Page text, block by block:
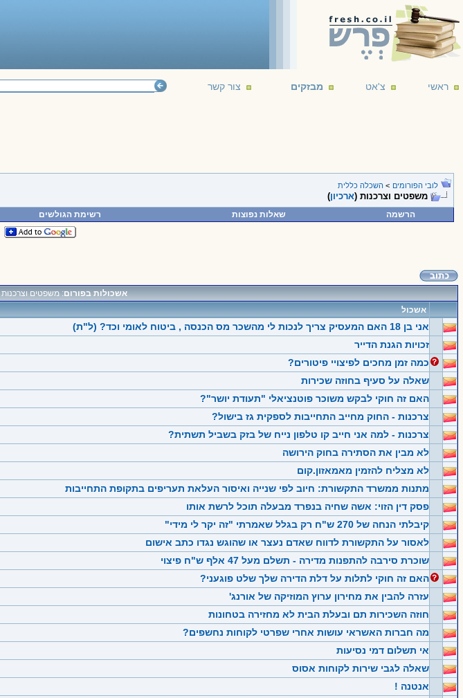
ראשי צ'אט מבזקים צור קשר
לובי הפורומים > השכלה כללית
משפטים וצרכנות (ארכיון)
הרשמה שאלות נפוצות רשימת הגולשים
אשכולות בפורום: משפטים וצרכנות
אשכול
אני בן 18 האם המעסיק צריך לנכות לי מהשכר מס הכנסה , ביטוח לאומי וכד? (ל"ת)
זכויות הגנת הדייר
כמה זמן מחכים לפיצויי פיטורים?
שאלה על סעיף בחוזה שכירות
האם זה חוקי לבקש משוכר פוטנציאלי "תעודת יושר"?
צרכנות - החוק מחייב התחייבות לספקית גז בישול?
צרכנות - למה אני חייב קו טלפון נייח של בזק בשביל תשתית?
לא מבין את הסתירה בחוק הירושה
לא מצליח להזמין מאמאזון.קום
מתנות ממשרד התקשורת: חיוב לפי שנייה ואיסור העלאת תעריפים בתקופת התחייבות
פסק דין הזוי: אשה שחיה בנפרד מבעלה תוכל לרשת אותו
קיבלתי הנחה של 270 ש"ח רק בגלל שאמרתי "זה יקר לי מידי"
לאסור על התקשורת לדווח שאדם נעצר או שהוגש נגדו כתב אישום
שוכרת סירבה להתפנות מדירה - תשלם מעל 47 אלף ש"ח פיצוי
האם זה חוקי לתלות על דלת הדירה שלך שלט פוגעני?
עזרה להבין את מחירון ערוץ המוזיקה של אורנג'
חוזה השכירות תם ובעלת הבית לא מחזירה בטחונות
מה חברות האשראי עושות אחרי שפרטי לקוחות נחשפים?
אי תשלום דמי נסיעות
שאלה לגבי שירות לקוחות אסוס
אנטנה !